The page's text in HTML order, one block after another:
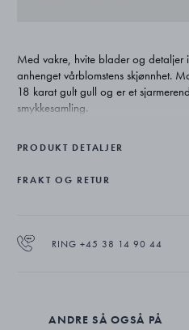
Med vakre, hvite blader og
anhenget vårblomstens skjønnhet.
18 karat gult gull og er et
smykkesamling.
PRODUKT DETALJER
FRAKT OG RETUR
RING +45 38 14 90 44
ANDRE SÅ OGSÅ PÅ